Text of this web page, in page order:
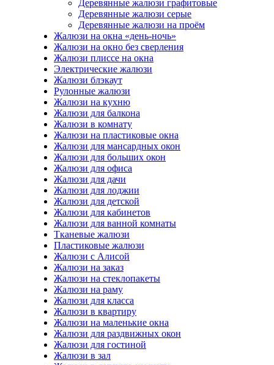
Деревянные жалюзи графитовые
Деревянные жалюзи серые
Деревянные жалюзи на проём
Жалюзи на окна «день-ночь»
Жалюзи на окно без сверления
Жалюзи плиссе на окна
Электрические жалюзи
Жалюзи блэкаут
Рулонные жалюзи
Жалюзи на кухню
Жалюзи для балкона
Жалюзи в комнату
Жалюзи на пластиковые окна
Жалюзи для мансардных окон
Жалюзи для больших окон
Жалюзи для офиса
Жалюзи для дачи
Жалюзи для лоджии
Жалюзи для детской
Жалюзи для кабинетов
Жалюзи для ванной комнаты
Тканевые жалюзи
Пластиковые жалюзи
Жалюзи с Алисой
Жалюзи на заказ
Жалюзи на стеклопакеты
Жалюзи на раму
Жалюзи для класса
Жалюзи в квартиру
Жалюзи на маленькие окна
Жалюзи для раздвижных окон
Жалюзи для гостиной
Жалюзи в зал